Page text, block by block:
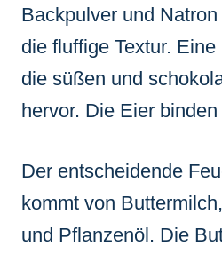
Backpulver und
die fluffige Textur.
die süßen und
hervor. Die Eier
Der entscheidende
kommt von
und Pflanzenöl. Die